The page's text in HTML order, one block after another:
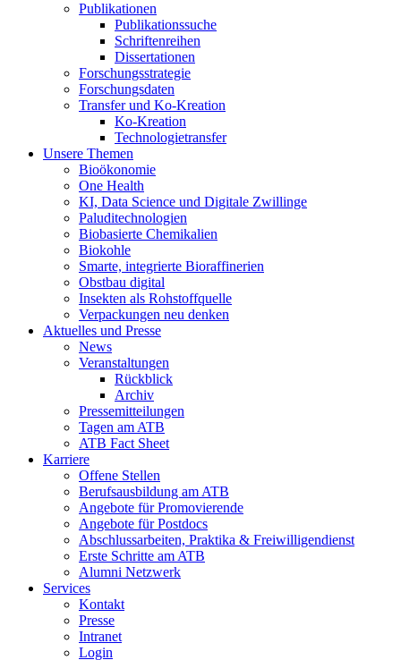
Publikationen
Publikationssuche
Schriftenreihen
Dissertationen
Forschungsstrategie
Forschungsdaten
Transfer und Ko-Kreation
Ko-Kreation
Technologietransfer
Unsere Themen
Bioökonomie
One Health
KI, Data Science und Digitale Zwillinge
Paluditechnologien
Biobasierte Chemikalien
Biokohle
Smarte, integrierte Bioraffinerien
Obstbau digital
Insekten als Rohstoffquelle
Verpackungen neu denken
Aktuelles und Presse
News
Veranstaltungen
Rückblick
Archiv
Pressemitteilungen
Tagen am ATB
ATB Fact Sheet
Karriere
Offene Stellen
Berufsausbildung am ATB
Angebote für Promovierende
Angebote für Postdocs
Abschlussarbeiten, Praktika & Freiwilligendienst
Erste Schritte am ATB
Alumni Netzwerk
Services
Kontakt
Presse
Intranet
Login